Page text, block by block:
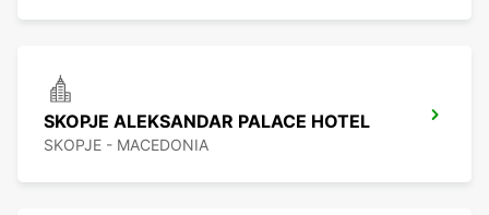
SKOPJE ALEKSANDAR PALACE HOTEL
SKOPJE - MACEDONIA